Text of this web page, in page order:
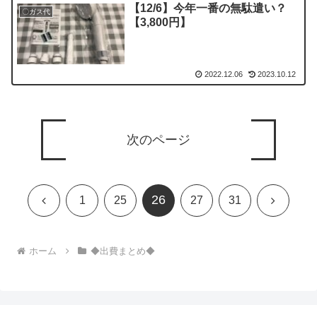
〇ガス代
【12/6】今年一番の無駄遣い？
【3,800円】
2022.12.06 2023.10.12
次のページ
前 1 25 26 27 31 次
ホーム ◆出費まとめ◆